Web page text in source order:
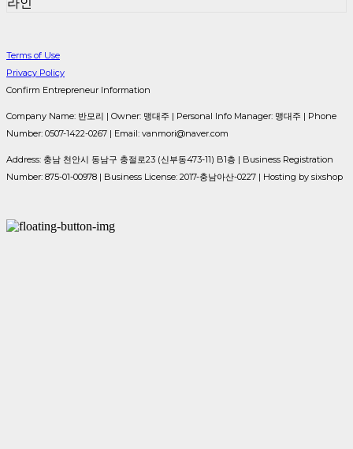
Terms of Use
Privacy Policy
Confirm Entrepreneur Information
Company Name: 반모리 | Owner: 맹대주 | Personal Info Manager: 맹대주 | Phone
Number: 0507-1422-0267 | Email: vanmori@naver.com
Address: 충남 천안시 동남구 충절로23 (신부동473-11) B1층 | Business Registration
Number: 875-01-00978 | Business License: 2017-충남아산-0227 | Hosting by sixshop